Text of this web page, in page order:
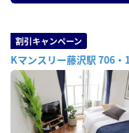
割引キャンペーン
Kマンスリー藤沢駅 706